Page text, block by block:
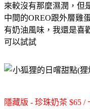
來較沒有那麼濕潤，但
中間的OREO跟外層雞
有奶油風味， 我還是喜
可以試試
隱藏版 - 珍珠奶茶 $65 /